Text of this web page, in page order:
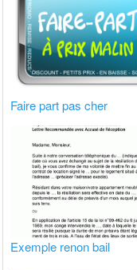
Faire part pas cher
Exemple renon bail